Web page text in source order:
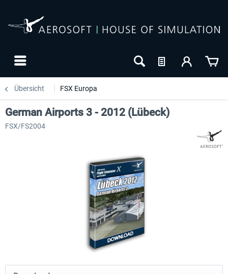
Übersicht FSX Europa
Mega Airport Frankfurt V2.0 Mega Airport Berlin
German Airports 3 - 2012 (Lübeck)
FSX/FS2004